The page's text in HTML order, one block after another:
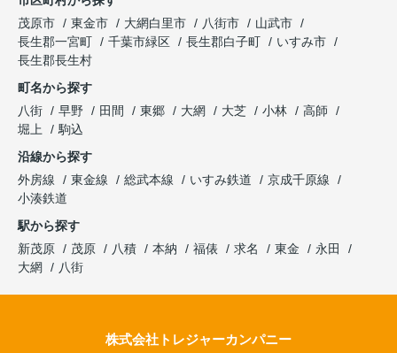
茂原市
東金市 大網白里市 八街市
山武市
長生郡一宮町
千葉市緑区 長生郡白子町
いすみ市
長生郡長生村
町名から探す
八街
早野 田間 東郷 大網 大芝 小林
高師
堀上
駒込
沿線から探す
外房線
東金線 総武本線 いすみ鉄道
京成千原線
小湊鉄道
駅から探す
新茂原
茂原 八積 本納 福俵 求名 東金
永田
大網
八街
株式会社トレジャーカンパニー